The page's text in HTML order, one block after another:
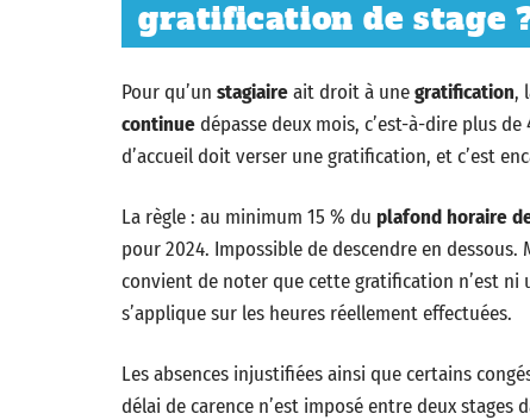
gratification de stage
Pour qu’un stagiaireait droit à unegratification,
continuedépasse deux mois, c’est-à-dire plus
d’accueil doit verser une gratification, et c’est
La règle : au minimum 15 % du plafond horaire
pour 2024. Impossible de descendre en
convient de noter que cette gratification n’est ni
s’applique sur les heures réellement effectuées.
Les absences injustifiées ainsi que certains
délai de carence n’est imposé entre deux